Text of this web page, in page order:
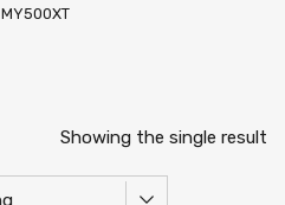
MY500XT
Showing the single result